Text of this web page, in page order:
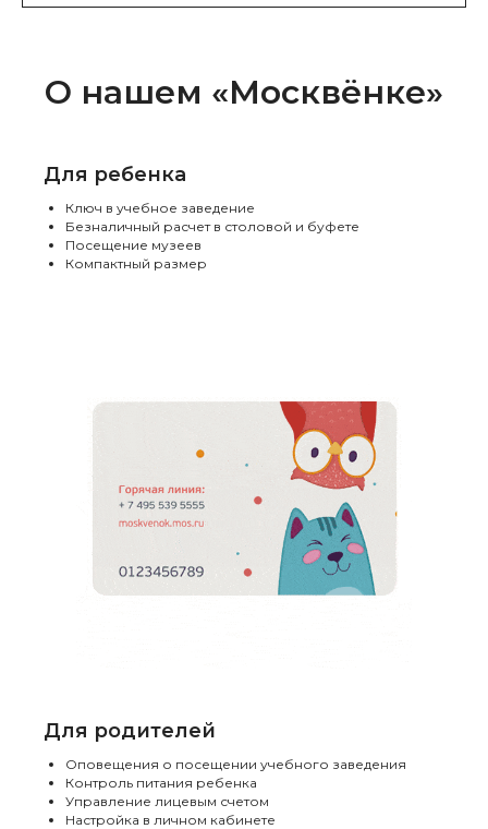
О нашем «Москвёнке»
Для ребенка
Ключ в учебное заведение
Безналичный расчет в столовой и буфете
Посещение музеев
Компактный размер
Для родителей
Оповещения о посещении учебного заведения
Контроль питания ребенка
Управление лицевым счетом
Настройка в личном кабинете